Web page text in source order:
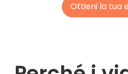
Ottieni la tua